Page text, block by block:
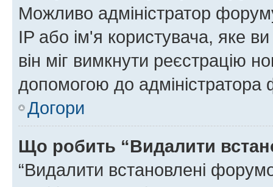
Можливо адміністратор
IP або ім'я користувача, яке
він міг вимкнути реєстрацію
допомогою до адміністратора
Догори
Що робить “Видалити
“Видалити встановлені